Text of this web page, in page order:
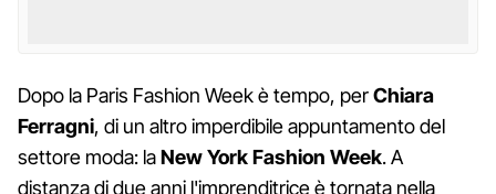
Dopo la Paris Fashion Week è tempo, perChiara
Ferragni, di un altro imperdibile appuntamento del
settore moda: laNew York Fashion Week. A
distanza di due anni l'imprenditrice è tornata nella